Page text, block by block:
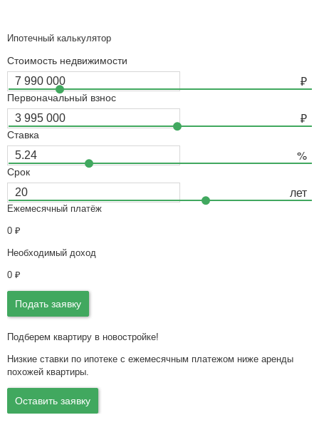
Ипотечный калькулятор
Стоимость недвижимости
Первоначальный взнос
Ставка
Срок
Ежемесячный платёж
0 ₽
Необходимый доход
0 ₽
Подать заявку
Подберем квартиру в новостройке!
Низкие ставки по ипотеке с ежемесячным платежом ниже аренды
похожей квартиры.
Оставить заявку